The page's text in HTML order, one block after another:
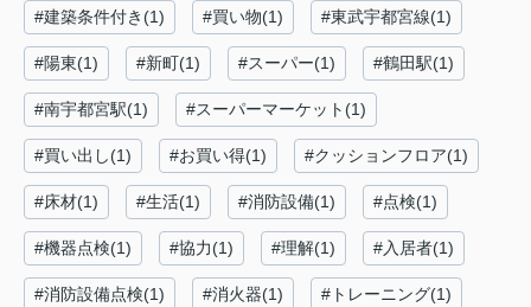
#建築条件付き(1) #買い物(1) #東武宇都宮線(1)
#陽東(1) #新町(1) #スーパー(1) #鶴田駅(1)
#南宇都宮駅(1) #スーパーマーケット(1)
#買い出し(1) #お買い得(1) #クッションフロア(1)
#床材(1) #生活(1) #消防設備(1) #点検(1)
#機器点検(1) #協力(1) #理解(1) #入居者(1)
#消防設備点検(1) #消火器(1) #トレーニング(1)